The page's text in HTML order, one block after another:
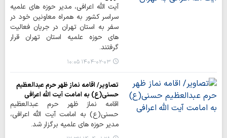
آیت الله اعرافی، مدیر حوزه های علمیه
سراسر کشور به همراه معاونین خود در
سفر به استان تهران در جریان فعالیت
های حوزه علمیه استان تهران قرار
گرفتند.
۱۴۰۴-۰۲-۰۳ ۱۰:۰۵
تصاویر/ اقامه نماز ظهر حرم عبدالعظیم
حسنی(ع) به امامت آیت الله اعرافی
اقامه نماز ظهر حرم عبدالعظیم
حسنی(ع) به امامت آیت الله اعرافی،
مدیر حوزه های علمیه برگزار شد.